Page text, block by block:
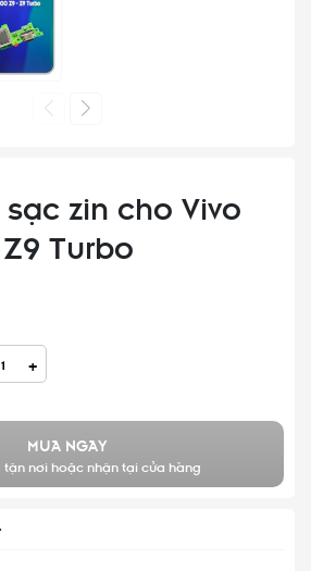
zin cho Vivo
Turbo
+
MUA NGAY
nơi hoặc nhận tại cửa hàng